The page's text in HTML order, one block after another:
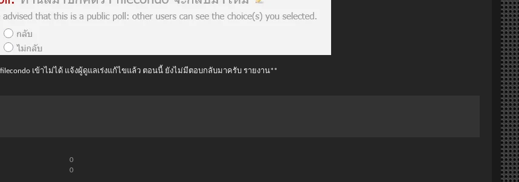
เข้าไม่ได้ แจ้งผู้ดูแลเร่งแก้ไขแล้ว ตอนนี้ ยังไม่มีตอบกลับมาครับ รายงาน**
0
0